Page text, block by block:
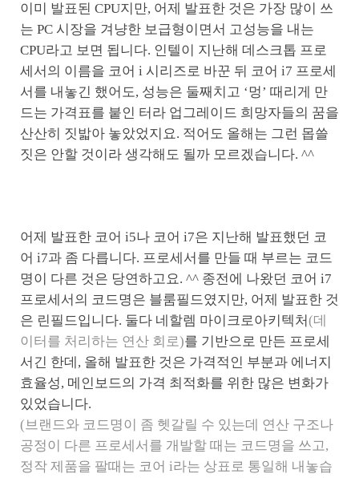
이미 발표된 CPU지만, 어제 발표한 것은 가장 많이 쓰
는 PC 시장을 겨냥한 보급형이면서 고성능을 내는
CPU라고 보면 됩니다. 인텔이 지난해 데스크톱 프로
세서의 이름을 코어 i 시리즈로 바꾼 뒤 코어 i7 프로세
서를 내놓긴 했어도, 성능은 둘째치고 ‘멍’ 때리게 만
드는 가격표를 붙인 터라 업그레이드 희망자들의 꿈을
산산히 짓밟아 놓았었지요. 적어도 올해는 그런 몹쓸
짓은 안할 것이라 생각해도 될까 모르겠습니다. ^^
어제 발표한 코어 i5나 코어 i7은 지난해 발표했던 코
어 i7과 좀 다릅니다. 프로세서를 만들 때 부르는 코드
명이 다른 것은 당연하고요. ^^ 종전에 나왔던 코어 i7
프로세서의 코드명은 블룸필드였지만, 어제 발표한 것
은 린필드입니다. 둘다 네할렘 마이크로아키텍처 (데
이터를 처리하는 연산 회로)를 기반으로 만든 프로세
서긴 한데, 올해 발표한 것은 가격적인 부분과 에너지
효율성, 메인보드의 가격 최적화를 위한 많은 변화가
있었습니다.
(브랜드와 코드명이 좀 헷갈릴 수 있는데 연산 구조나
공정이 다른 프로세서를 개발할 때는 코드명을 쓰고,
정작 제품을 팔때는 코어 i라는 상표로 통일해 내놓습